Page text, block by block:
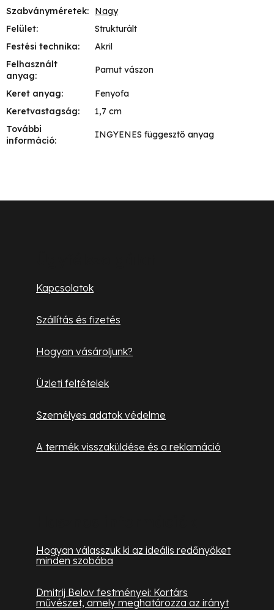
Szabványméretek:
Nagy
Felület:
Strukturált
Festési technika:
Akril
Felhasznált
anyag:
Pamut vászon
Keret anyag:
Fenyofa
Keretvastagság:
1,7 cm
További
információ:
INGYENES függesztő anyag
Kapcsolatok
Szállítás és fizetés
Hogyan vásároljunk?
Üzleti feltételek
Személyes adatok védelme
A termék visszaküldése és a reklamáció
Hogyan válasszuk ki az ideális redőnyöket
minden szobába
Dmitrij Belov festményei: Kortárs
művészet, amely meghatározza az irányt